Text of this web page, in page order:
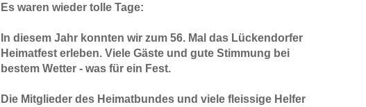
Es waren wieder tolle Tage:
In diesem Jahr konnten wir zum 56. Mal das Lückendorfer
Heimatfest erleben. Viele Gäste und gute Stimmung bei
bestem Wetter - was für ein Fest.
Die Mitglieder des Heimatbundes und viele fleissige Helfer